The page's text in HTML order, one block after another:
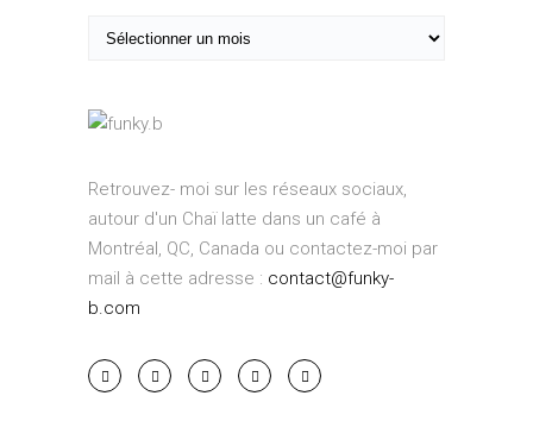
e
h
v
s
Retrouvez- moi sur les réseaux sociaux,
autour d'un Chaï latte dans un café à
Montréal, QC, Canada ou contactez-moi par
mail à cette adresse : contact@funky-
b.com